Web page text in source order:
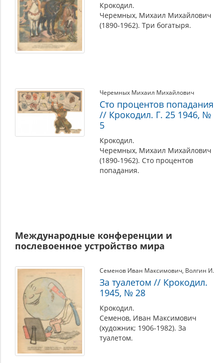
Крокодил.
Черемных, Михаил Михайлович
(1890-1962). Три богатыря.
Черемных Михаил Михайлович
Сто процентов попадания
// Крокодил. Г. 25 1946, №
5
Крокодил.
Черемных, Михаил Михайлович
(1890-1962). Сто процентов
попадания.
Международные конференции и
послевоенное устройство мира
Семенов Иван Максимович, Волгин И.
За туалетом // Крокодил.
1945, № 28
Крокодил.
Семенов, Иван Максимович
(художник; 1906-1982). За
туалетом.